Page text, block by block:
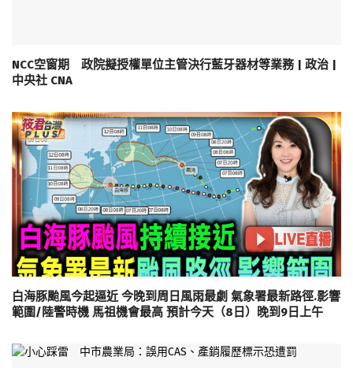
NCC空窗期 政院擬授權單位主管決行藍牙器材等業務 | 政治 |
中央社 CNA
白海豚颱風今起逼近 今晚到周日風雨最劇 氣象署最新路徑.影響
範圍/陸警時機 馬祖機會最高 預計今天（8日）晚到9日上午